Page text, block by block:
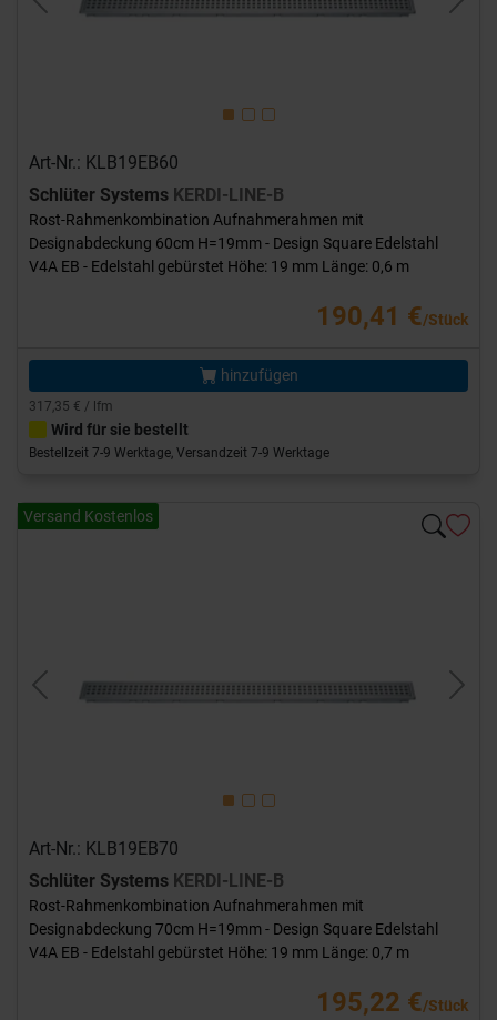
Previous Next
Art-Nr.: KLB19EB60
Schlüter Systems KERDI-LINE-B
Rost-Rahmenkombination Aufnahmerahmen mit
Designabdeckung 60cm H=19mm - Design Square Edelstahl
V4A EB - Edelstahl gebürstet Höhe: 19 mm Länge: 0,6 m
190,41 €/Stück
hinzufügen
317,35 € / lfm
Wird für sie bestellt
Bestellzeit 7-9 Werktage, Versandzeit 7-9 Werktage
Versand Kostenlos
Previous Next
Art-Nr.: KLB19EB70
Schlüter Systems KERDI-LINE-B
Rost-Rahmenkombination Aufnahmerahmen mit
Designabdeckung 70cm H=19mm - Design Square Edelstahl
V4A EB - Edelstahl gebürstet Höhe: 19 mm Länge: 0,7 m
195,22 €/Stück